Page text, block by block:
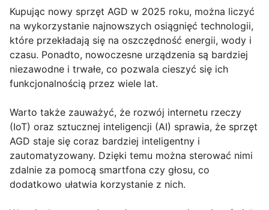
Kupując nowy sprzęt AGD w 2025 roku, można liczyć
na wykorzystanie najnowszych osiągnięć technologii,
które przekładają się na oszczędność energii, wody i
czasu. Ponadto, nowoczesne urządzenia są bardziej
niezawodne i trwałe, co pozwala cieszyć się ich
funkcjonalnością przez wiele lat.
Warto także zauważyć, że rozwój internetu rzeczy
(IoT) oraz sztucznej inteligencji (AI) sprawia, że sprzęt
AGD staje się coraz bardziej inteligentny i
zautomatyzowany. Dzięki temu można sterować nimi
zdalnie za pomocą smartfona czy głosu, co
dodatkowo ułatwia korzystanie z nich.